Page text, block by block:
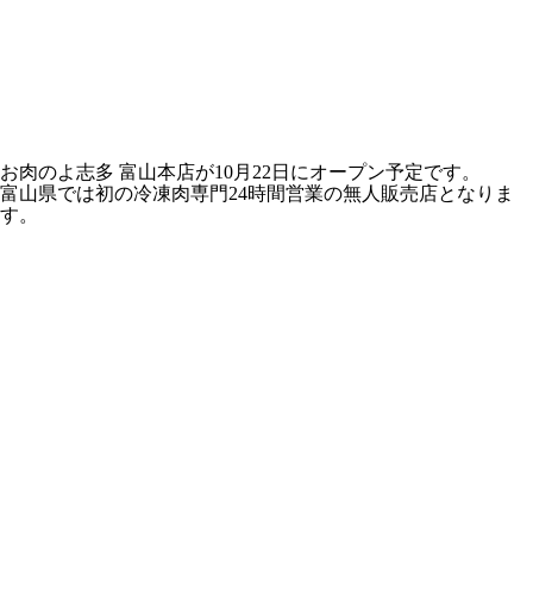
お肉のよ志多 富山本店が10月22日にオープン予定です。
富山県では初の冷凍肉専門24時間営業の無人販売店となりま
す。